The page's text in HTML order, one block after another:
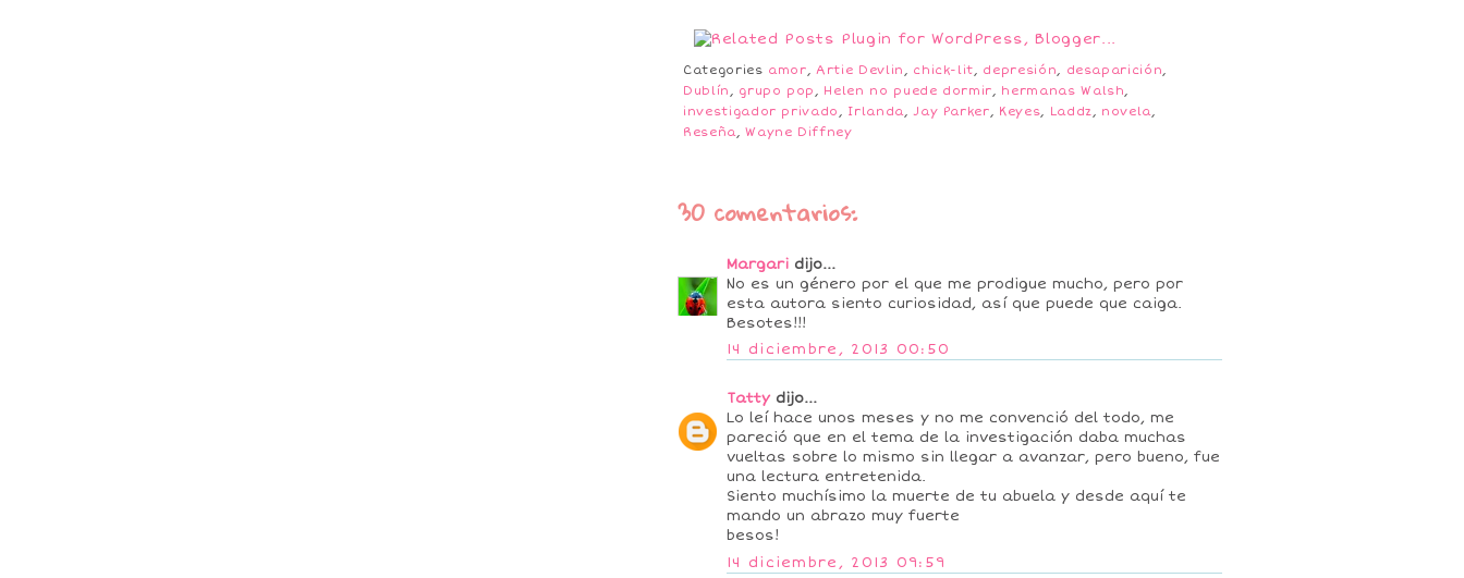
Categories amor,Artie Devlin , chick-lit, depresión, desaparición,
Dublín , grupo pop , Helen no puede dormir, hermanas Walsh,
investigador privado , Irlanda,Jay Parker, Keyes, Laddz, novela,
Reseña,Wayne Diffney
30 comentarios:
Margari dijo...
No es un género por el que me prodigue mucho, pero por
esta autora siento curiosidad, así que puede que caiga.
Besotes!!!
14 diciembre, 2013 00:50
Tattydijo...
Lo leí hace unos meses y no me convenció del todo, me
pareció que en el tema de la investigación daba muchas
vueltas sobre lo mismo sin llegar a avanzar, pero bueno, fue
una lectura entretenida.
Siento muchísimo la muerte de tu abuela y desde aquí te
mando un abrazo muy fuerte
besos!
14 diciembre, 2013 09:59